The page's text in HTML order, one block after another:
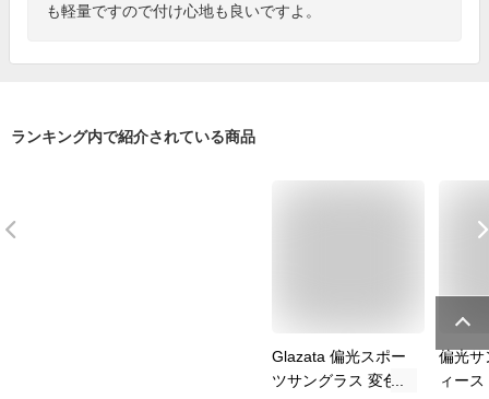
も軽量ですので付け心地も良いですよ。
ランキング内で紹介されている商品
Glazata 偏光スポー
ツサングラス 変色調
偏光サ
ィー